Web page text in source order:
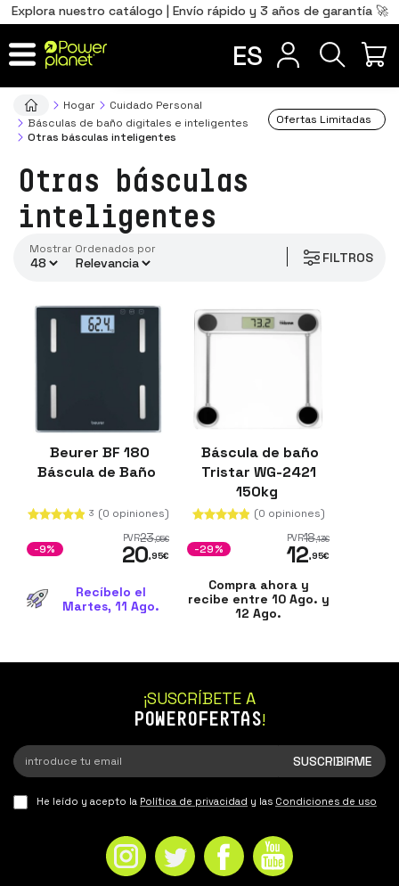
Explora nuestro catálogo | Envío rápido y 3 años de garantía 🚀
ES
Hogar
Cuidado Personal
Básculas de baño digitales e inteligentes
Otras básculas inteligentes
Ofertas Limitadas
Otras básculas
inteligentes
FILTROS
Mostrar ordenados por
precio
Beurer BF 180
Báscula de Baño
3 (0 opiniones)
PVR23,05€
20,95€
-9%
Recíbelo el
Martes, 11 Ago.
Báscula de baño
Tristar WG-2421
150kg
(0 opiniones)
PVR18,13€
12,95€
-29%
Compra ahora y
recibe entre 10 Ago. y
12 Ago.
¡SUSCRÍBETE A
POWEROFERTAS!
He leído y acepto la Política de privacidad y las Condiciones de uso
Total 0,00€
IR AL CARRITO
Português
PT
FR